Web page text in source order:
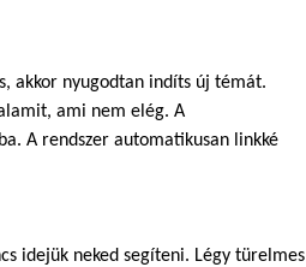
akkor nyugodtan indíts új témát.
ami nem elég. A
A rendszer automatikusan linkké
idejük neked segíteni. Légy türelmes